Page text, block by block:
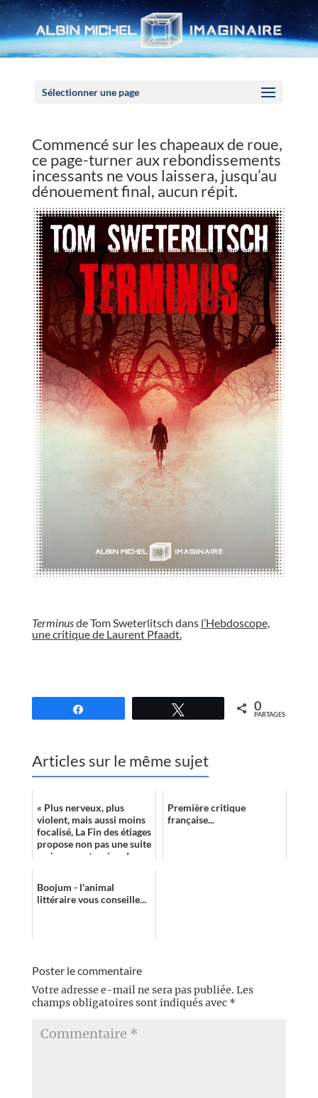
Sélectionner une page
Commencé sur les chapeaux de roue,
ce page-turner aux rebondissements
incessants ne vous laissera, jusqu’au
dénouement final, aucun répit.
Terminusde Tom Sweterlitsch dans l’Hebdoscope,
une critique de Laurent Pfaadt.
0
PARTAGES
Articles sur le même sujet
« Plus nerveux, plus
violent, mais aussi moins
focalisé, La Fin des étiages
propose non pas une suite
mais une extension de
Première critique
française...
Boojum - l'animal
littéraire vous conseille...
Poster le commentaire
Votre adresse e-mail ne sera pas publiée. Les
champs obligatoires sont indiqués avec *
Panneau de gestion des cookies